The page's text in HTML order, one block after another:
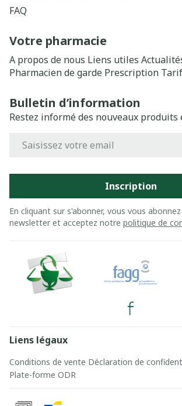
FAQ
Votre pharmacie
A propos de nous Liens utiles
Pharmacien de garde Prescription
Bulletin d’information
Restez informé des nouveaux
Inscription
En cliquant sur s'abonner, vous vous
newsletter et acceptez notre politique de
Liens légaux
Conditions de vente Déclaration de
Plate-forme ODR